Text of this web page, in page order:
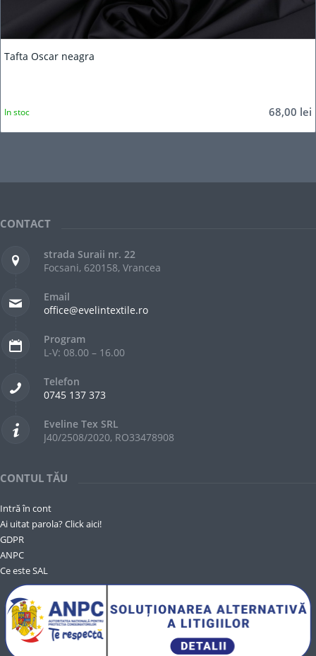
Tafta Oscar neagra
68,00 lei
In stoc
CONTACT
strada Suraii nr. 22
Focsani, 620158, Vrancea
Email
office@evelintextile.ro
Program
L-V: 08.00 – 16.00
Telefon
0745 137 373
Eveline Tex SRL
J40/2508/2020, RO33478908
CONTUL TĂU
Intră în cont
Ai uitat parola? Click aici!
GDPR
ANPC
Ce este SAL